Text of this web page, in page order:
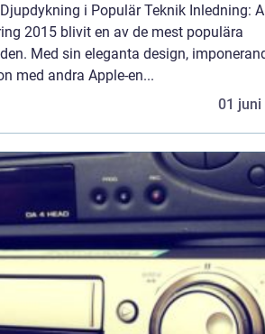
i Populär Teknik Inledning:
2015 blivit en av de mest populära
Med sin eleganta design,
med andra Apple-en...
01 juni